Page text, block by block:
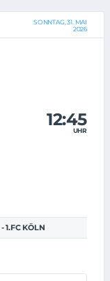
SONNTAG, 31. MAI
2026
12:45
UHR
1.FC KÖLN